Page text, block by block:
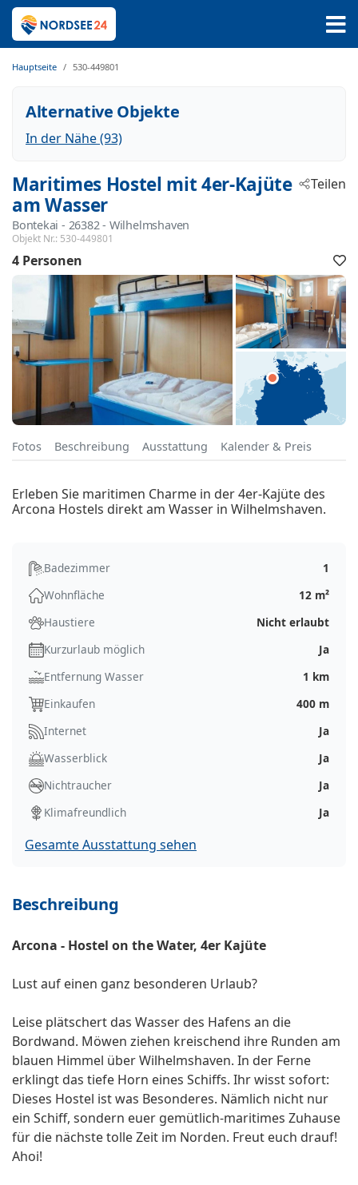
Hauptseite 530-449801
Alternative Objekte
In der Nähe (93)
Maritimes Hostel mit 4er-Kajüte
am Wasser
Bontekai - 26382 - Wilhelmshaven
Objekt Nr.: 530-449801
Teilen
4 Personen
Fotos Beschreibung Ausstattung Kalender & Preis
Erleben Sie maritimen Charme in der 4er-Kajüte des
Arcona Hostels direkt am Wasser in Wilhelmshaven.
Badezimmer
1
Wohnfläche
12 m²
Haustiere
Nicht erlaubt
Kurzurlaub möglich
Ja
Entfernung Wasser
1 km
Einkaufen
400 m
Internet
Ja
Wasserblick
Ja
Nichtraucher
Ja
Klimafreundlich
Ja
Gesamte Ausstattung sehen
Beschreibung
Arcona - Hostel on the Water, 4er Kajüte
Lust auf einen ganz besonderen Urlaub?
Leise plätschert das Wasser des Hafens an die
Bordwand. Möwen ziehen kreischend ihre Runden am
blauen Himmel über Wilhelmshaven. In der Ferne
erklingt das tiefe Horn eines Schiffs. Ihr wisst sofort:
Dieses Hostel ist was Besonderes. Nämlich nicht nur
ein Schiff, sondern euer gemütlich-maritimes Zuhause
für die nächste tolle Zeit im Norden. Freut euch drauf!
Ahoi!